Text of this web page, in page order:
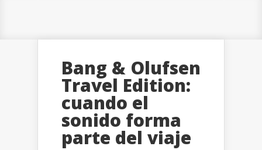
Bang & Olufsen
Travel Edition:
cuando el
sonido forma
parte del viaje